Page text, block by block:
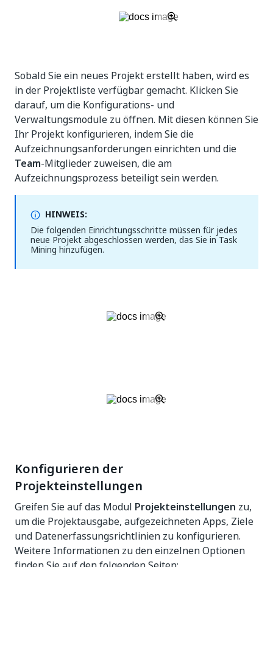
Sobald Sie ein neues Projekt erstellt haben, wird es
in der Projektliste verfügbar gemacht. Klicken Sie
darauf, um die Konfigurations- und
Verwaltungsmodule zu öffnen. Mit diesen können Sie
Ihr Projekt konfigurieren, indem Sie die
Aufzeichnungsanforderungen einrichten und die
Team-Mitglieder zuweisen, die am
Aufzeichnungsprozess beteiligt sein werden.
HINWEIS:
Die folgenden Einrichtungsschritte müssen für jedes
neue Projekt abgeschlossen werden, das Sie in Task
Mining hinzufügen.
Konfigurieren der
Projekteinstellungen
Greifen Sie auf das Modul Projekteinstellungen zu,
um die Projektausgabe, aufgezeichneten Apps, Ziele
und Datenerfassungsrichtlinien zu konfigurieren.
Weitere Informationen zu den einzelnen Optionen
finden Sie auf den folgenden Seiten: